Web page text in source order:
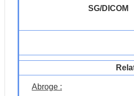
SG/DICOM
Abroge :